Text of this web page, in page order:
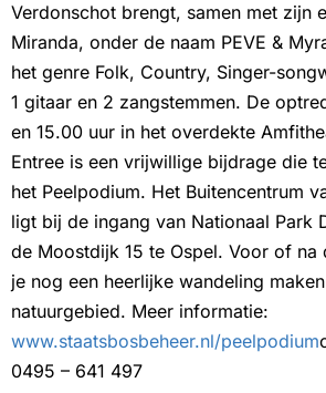
Verdonschot brengt, samen met zijn
Miranda, onder de naam PEVE &
het genre Folk, Country, Singer-
1 gitaar en 2 zangstemmen. De
en 15.00 uur in het overdekte
Entree is een vrijwillige bijdrage die
het Peelpodium. Het Buitencentrum
ligt bij de ingang van Nationaal Park
de Moostdijk 15 te Ospel. Voor of na
je nog een heerlijke wandeling
natuurgebied. Meer informatie:
www.staatsbosbeheer.nl/peelpodium
0495 – 641 497